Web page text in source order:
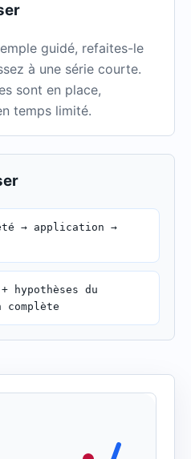
guidé, refaites-le
à une série courte.
sont en place,
temps limité.
→ application →
hypothèses du
complète